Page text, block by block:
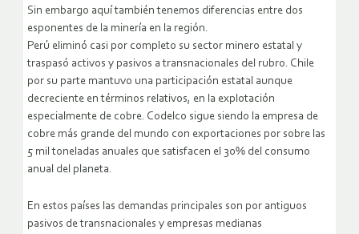
Sin embargo aquí también tenemos diferencias entre dos
esponentes de la minería en la región.
Perú eliminó casi por completo su sector minero estatal y
traspasó activos y pasivos a transnacionales del rubro. Chile
por su parte mantuvo una participación estatal aunque
decreciente en términos relativos, en la explotación
especialmente de cobre. Codelco sigue siendo la empresa de
cobre más grande del mundo con exportaciones por sobre las
5 mil toneladas anuales que satisfacen el 30% del consumo
anual del planeta.
En estos países las demandas principales son por antiguos
pasivos de transnacionales y empresas medianas